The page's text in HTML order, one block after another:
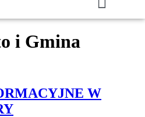
i Gmina
W